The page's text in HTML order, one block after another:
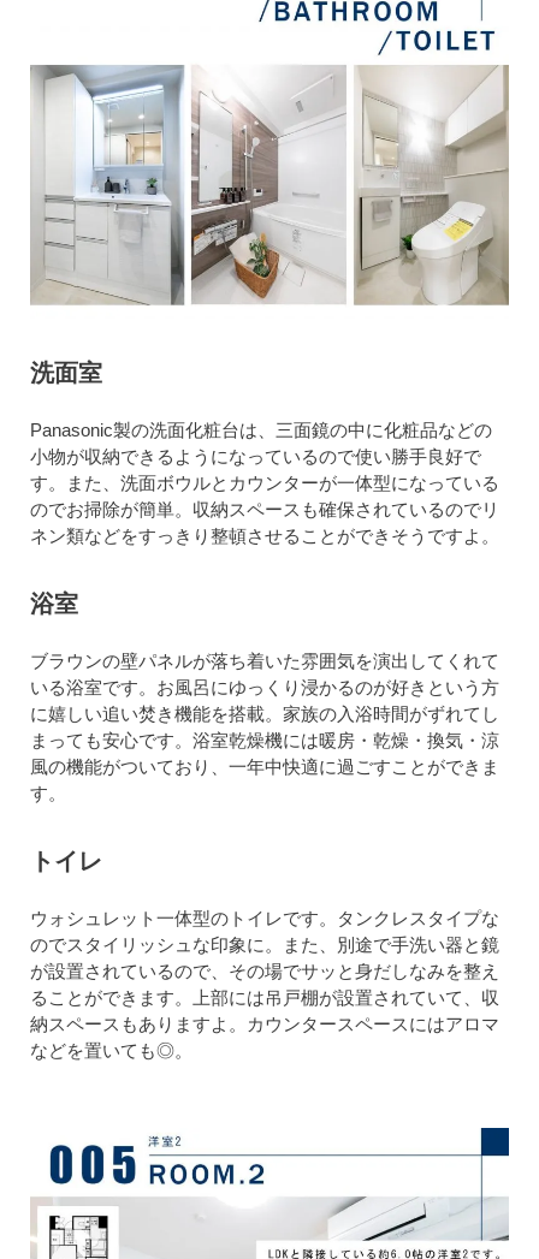
洗面室
Panasonic製の洗面化粧台は、三面鏡の中に化粧品などの
小物が収納できるようになっているので使い勝手良好で
す。また、洗面ボウルとカウンターが一体型になっている
のでお掃除が簡単。収納スペースも確保されているのでリ
ネン類などをすっきり整頓させることができそうですよ。
浴室
ブラウンの壁パネルが落ち着いた雰囲気を演出してくれて
いる浴室です。お風呂にゆっくり浸かるのが好きという方
に嬉しい追い焚き機能を搭載。家族の入浴時間がずれてし
まっても安心です。浴室乾燥機には暖房・乾燥・換気・涼
風の機能がついており、一年中快適に過ごすことができま
す。
トイレ
ウォシュレット一体型のトイレです。タンクレスタイプな
のでスタイリッシュな印象に。また、別途で手洗い器と鏡
が設置されているので、その場でサッと身だしなみを整え
ることができます。上部には吊戸棚が設置されていて、収
納スペースもありますよ。カウンタースペースにはアロマ
などを置いても◎。